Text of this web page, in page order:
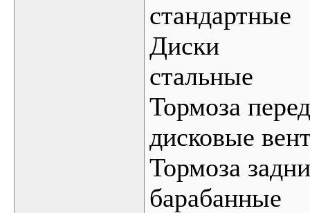
стандартные
Диски
стальные
Тормоза
дисковые
Тормоза
барабанные